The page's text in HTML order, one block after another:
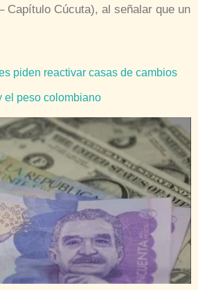
Capítulo Cúcuta), al señalar que un
piden reactivar casas de cambios
el peso colombiano